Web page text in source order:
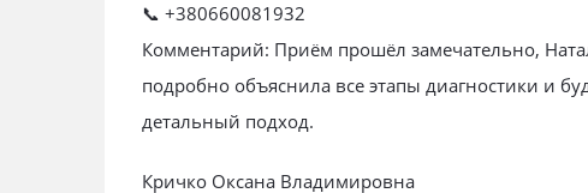
📞 +380660081932
Комментарий: Приём прошёл замечательно,
подробно объяснила все этапы диагностики и
детальный подход.
Кричко Оксана Владимировна